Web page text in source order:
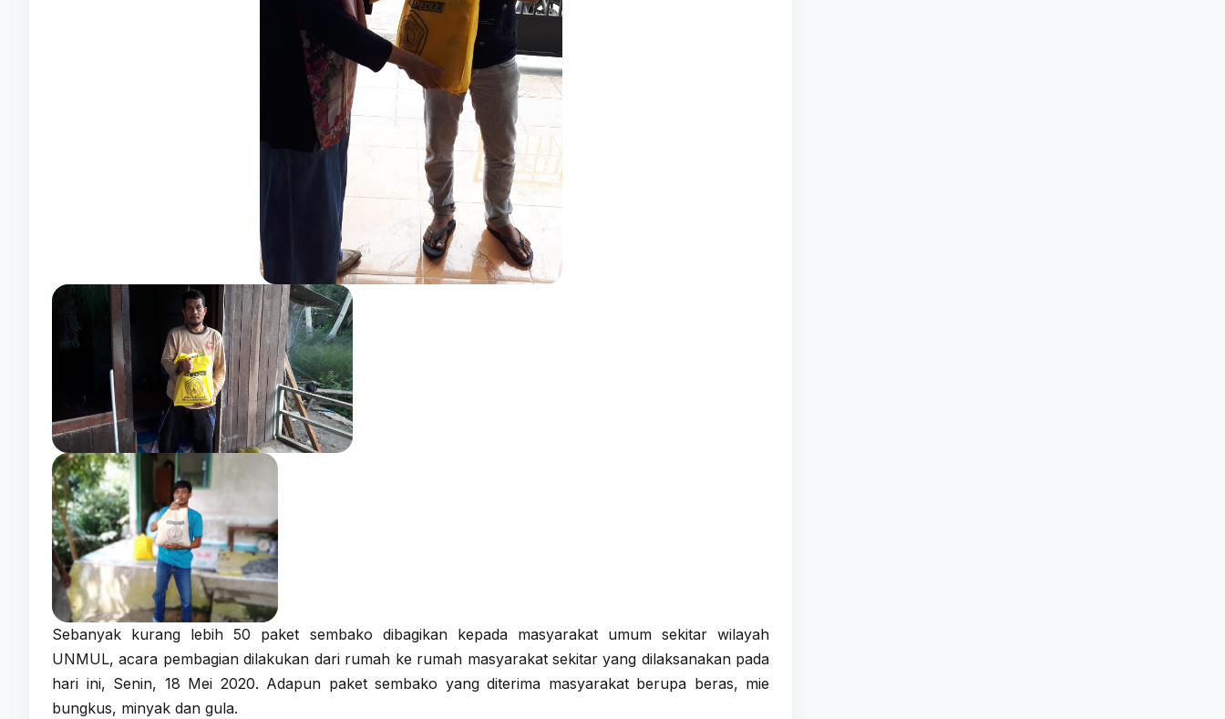
Sebanyak kurang lebih 50 paket sembako dibagikan kepada masyarakat umum sekitar wilayah
UNMUL, acara pembagian dilakukan dari rumah ke rumah masyarakat sekitar yang dilaksanakan pada
hari ini, Senin, 18 Mei 2020. Adapun paket sembako yang diterima masyarakat berupa beras, mie
bungkus, minyak dan gula.